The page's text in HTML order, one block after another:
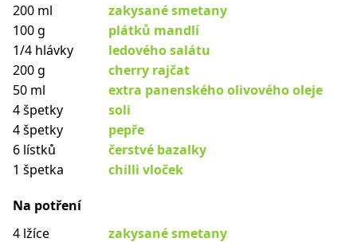
200 ml
zakysané smetany
100 g
plátků mandlí
1/4 hlávky
ledového salátu
200 g
cherry rajčat
50 ml
extra panenského olivového oleje
4 špetky
soli
4 špetky
pepře
6 lístků
čerstvé bazalky
1 špetka
chilli vloček
Na potření
4 lžíce
zakysané smetany